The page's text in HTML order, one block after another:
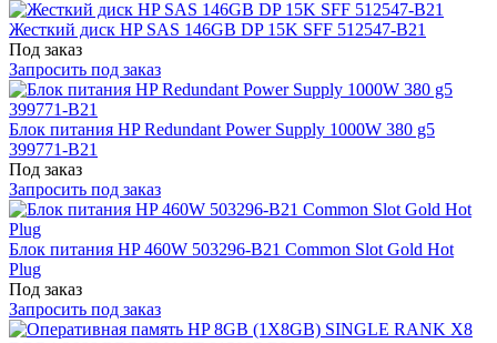
Жесткий диск HP SAS 146GB DP 15K SFF 512547-B21
Под заказ
Запросить под заказ
Блок питания HP Redundant Power Supply 1000W 380 g5
399771-B21
Под заказ
Запросить под заказ
Блок питания HP 460W 503296-B21 Common Slot Gold Hot
Plug
Под заказ
Запросить под заказ